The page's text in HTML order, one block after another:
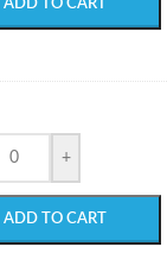
ADD TO CART
+
ADD TO CART